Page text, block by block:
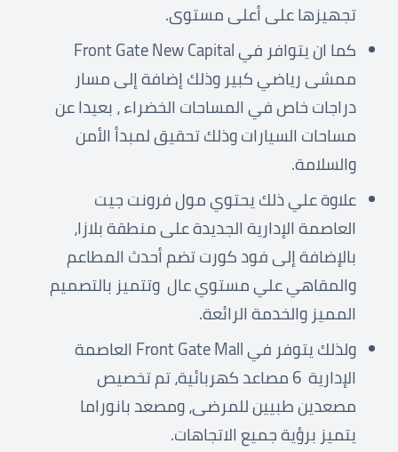
تجهيزها على أعلى مستوى.
كما ان يتوافر في Front Gate New Capital
ممشى رياضي كبير وذلك إضافة إلى مسار
دراجات خاص في المساحات الخضراء ، بعيدا عن
مساحات السيارات وذلك تحقيق لمبدأ الأمن
والسلامة.
علاوة علي ذلك يحتوي مول فرونت جيت
العاصمة الإدارية الجديدة على منطقة بلازا،
بالإضافة إلى فود كورت تضم أحدث المطاعم
والمقاهي علي مستوي عال وتتميز بالتصميم
المميز والخدمة الرائعة.
ولذلك يتوفر في Front Gate Mall العاصمة
الإدارية 6 مصاعد كهربائية، تم تخصيص
مصعدين طبيين للمرضى، ومصعد بانوراما
يتميز برؤية جميع الاتجاهات.